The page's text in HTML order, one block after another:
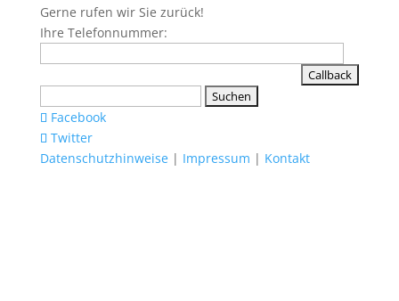
Gerne rufen wir Sie zurück!
Ihre Telefonnummer:
nach:
Facebook
Twitter
Datenschutzhinweise| Impressum | Kontakt